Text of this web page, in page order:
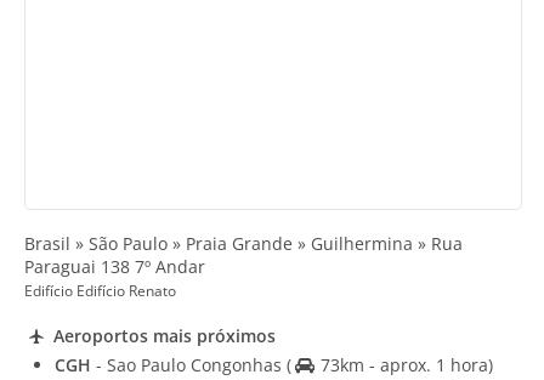
Brasil » São Paulo » Praia Grande » Guilhermina » Rua
Paraguai 138 7º Andar
Edifício Edifício Renato
Aeroportos mais próximos
CGH - Sao Paulo Congonhas (
73km - aprox. 1 hora)